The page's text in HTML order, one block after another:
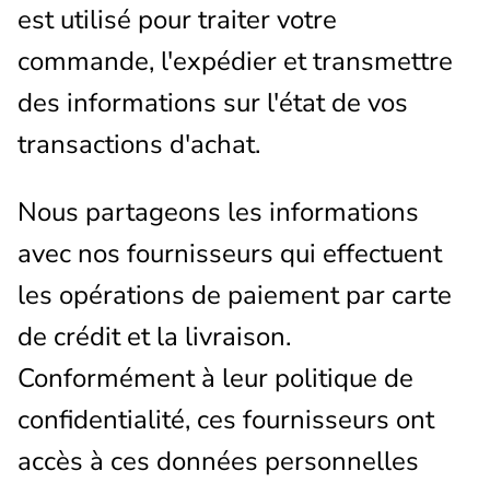
est utilisé pour traiter votre
commande, l'expédier et transmettre
des informations sur l'état de vos
transactions d'achat.
Nous partageons les informations
avec nos fournisseurs qui effectuent
les opérations de paiement par carte
de crédit et la livraison.
Conformément à leur politique de
confidentialité, ces fournisseurs ont
accès à ces données personnelles